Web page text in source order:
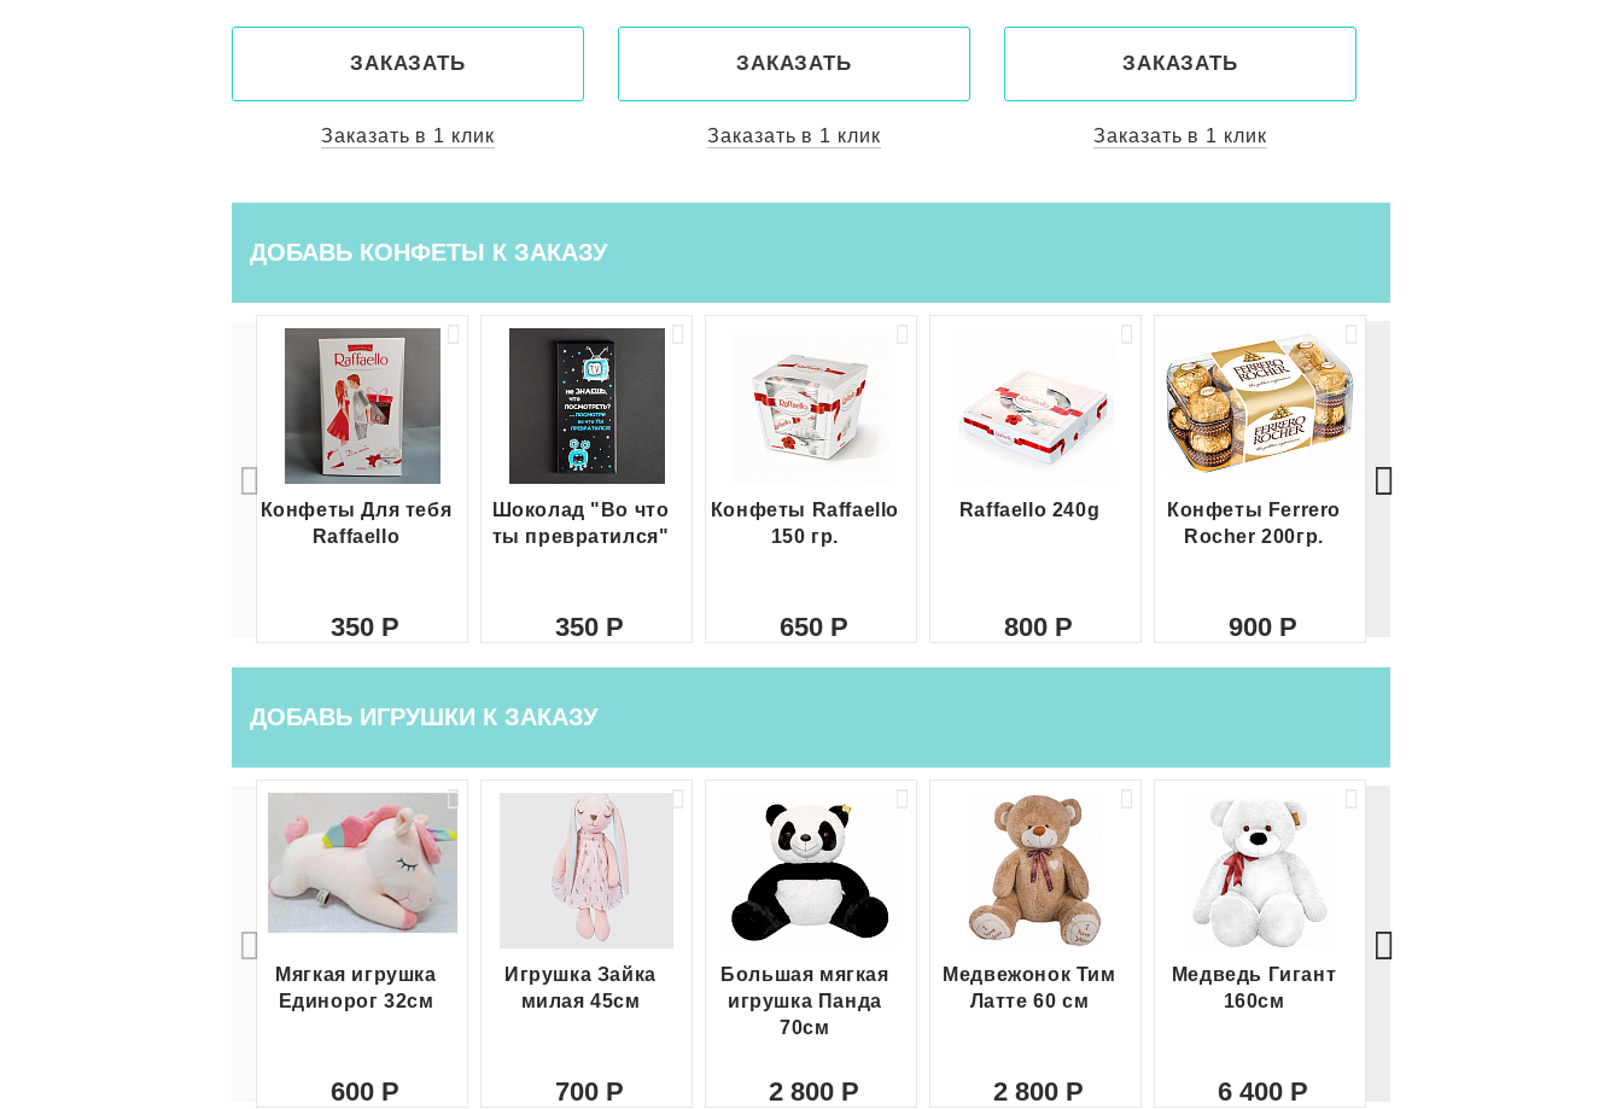
ЗАКАЗАТЬ
Заказать в 1 клик
ЗАКАЗАТЬ
Заказать в 1 клик
ЗАКАЗАТЬ
Заказать в 1 клик
ДОБАВЬ КОНФЕТЫ К ЗАКАЗУ
Конфеты Для тебя
Raffaello
350
Шоколад "Во что
ты превратился"
350
Конфеты Raffaello
150 гр.
650
Raffaello 240g
800
Конфеты Ferrero
Rocher 200гр.
900
ДОБАВЬ ИГРУШКИ К ЗАКАЗУ
Мягкая игрушка
Единорог 32см
600
Игрушка Зайка
милая 45см
700
Большая мягкая
игрушка Панда
70см
2 800
Медвежонок Тим
Латте 60 см
2 800
Медведь Гигант
160см
6 400